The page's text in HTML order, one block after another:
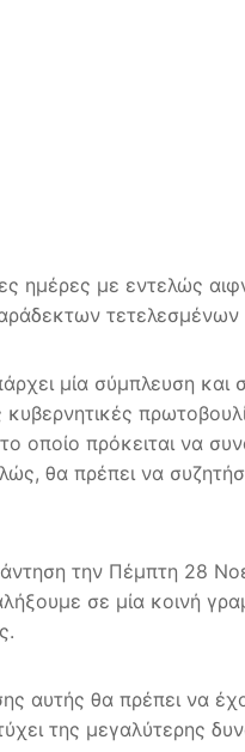
ημέρες με εντελώς
μία σύμπλευση και
οποίο πρόκειται να
θα πρέπει να
την Πέμπτη 28
σε μία κοινή
αυτής θα πρέπει να
της μεγαλύτερης